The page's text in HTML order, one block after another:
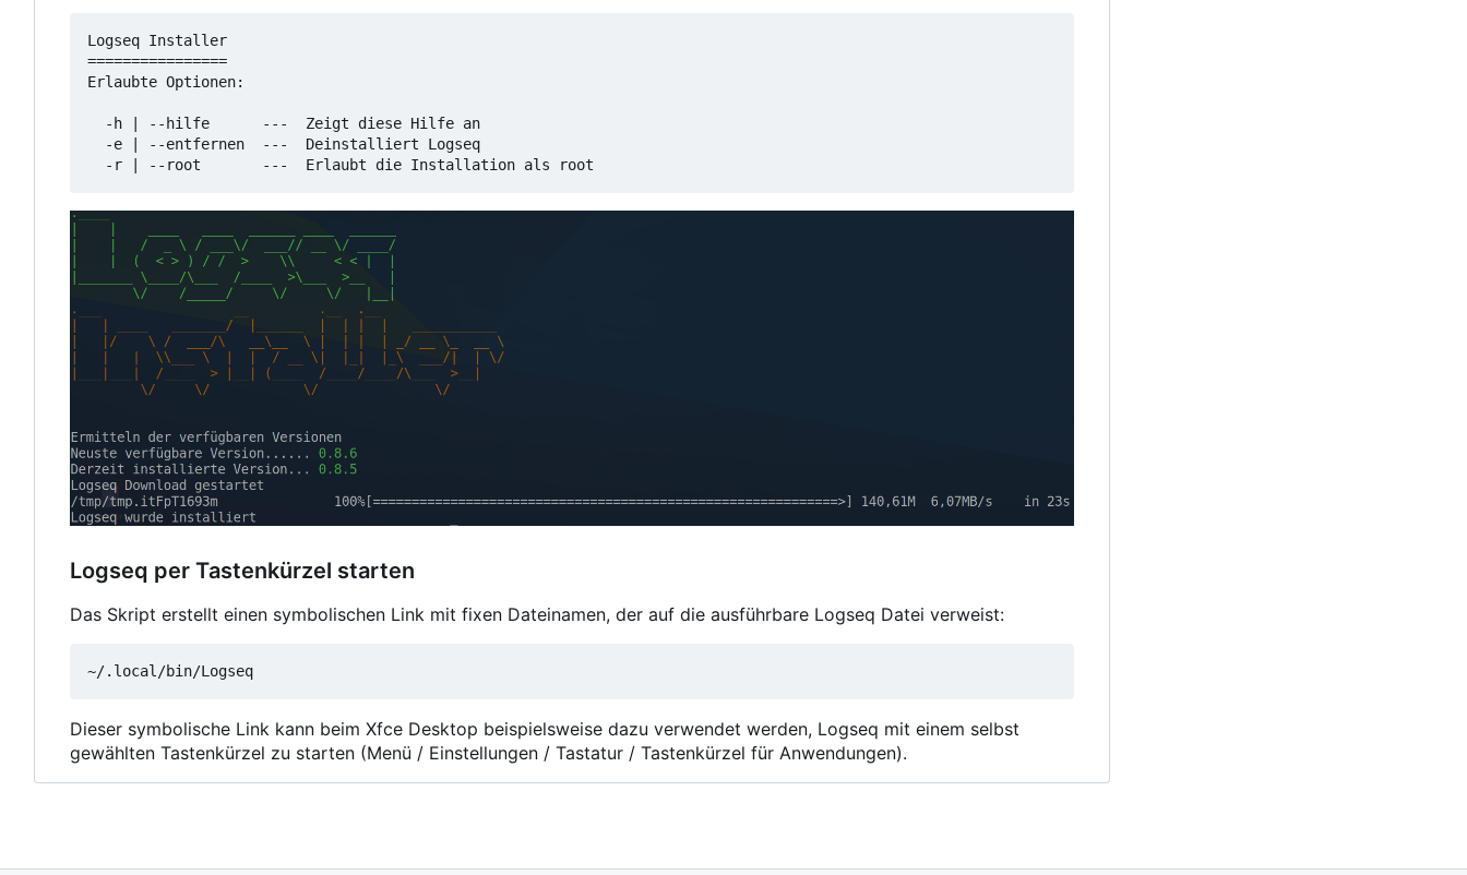
Logseq Installer
================
Erlaubte Optionen:
  -h | --hilfe      ---  Zeigt diese Hilfe an
  -e | --entfernen  ---  Deinstalliert Logseq
Logseq per Tastenkürzel starten
Das Skript erstellt einen symbolischen Link mit fixen Dateinamen, der auf die ausführbare Logseq Datei verweist:
Dieser symbolische Link kann beim Xfce Desktop beispielsweise dazu verwendet werden, Logseq mit einem selbst
gewählten Tastenkürzel zu starten (Menü / Einstellungen / Tastatur / Tastenkürzel für Anwendungen).